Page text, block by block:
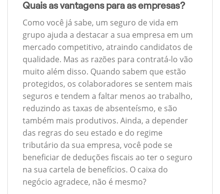
Quais as vantagens para as empresas?
Como você já sabe, um seguro de vida em
grupo ajuda a destacar a sua empresa em um
mercado competitivo, atraindo candidatos de
qualidade. Mas as razões para contratá-lo vão
muito além disso. Quando sabem que estão
protegidos, os colaboradores se sentem mais
seguros e tendem a faltar menos ao trabalho,
reduzindo as taxas de absenteísmo, e são
também mais produtivos. Ainda, a depender
das regras do seu estado e do regime
tributário da sua empresa, você pode se
beneficiar de deduções fiscais ao ter o seguro
na sua cartela de benefícios. O caixa do
negócio agradece, não é mesmo?